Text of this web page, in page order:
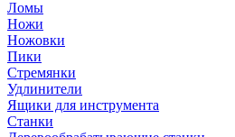
Ломы
Ножи
Ножовки
Пики
Стремянки
Удлинители
Ящики для инструмента
Станки